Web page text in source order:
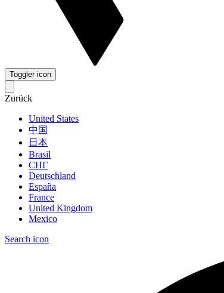
Toggler icon
Zurück
United States
中国
日本
Brasil
СНГ
Deutschland
España
France
United Kingdom
Mexico
Search icon